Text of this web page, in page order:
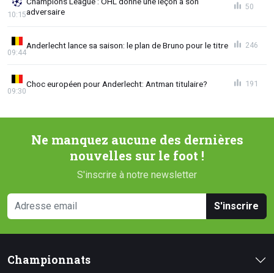
adversaire
10:15
50
Anderlecht lance sa saison: le plan de Bruno pour le titre
09:44
246
Choc européen pour Anderlecht: Antman titulaire?
09:30
191
Ne manquez aucune des dernières
nouvelles sur le foot !
S'inscrire à notre newsletter
S'inscrire
Championnats